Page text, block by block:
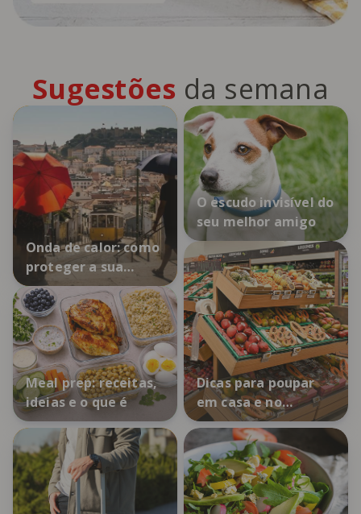
Sugestões da semana
Onda de calor: como
proteger a sua
saúde
Meal prep: receitas,
ideias e o que é
O escudo invisível do
seu melhor amigo
Dicas para poupar
em casa e no
supermercado